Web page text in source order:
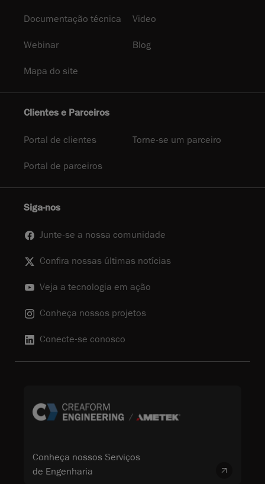
Documentação técnica Video
Webinar Blog
Mapa do site
Clientes e Parceiros
Portal de clientes Torne-se um parceiro
Portal de parceiros
Siga-nos
Junte-se a nossa comunidade
Confira nossas últimas notícias
Veja a tecnologia em ação
Conheça nossos projetos
Conecte-se conosco
Conheça nossos Serviços
de Engenharia